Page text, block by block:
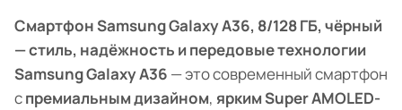
Смартфон Samsung Galaxy A36, 8/128 ГБ, чёрный
— стиль, надёжность и передовые технологии
Samsung Galaxy A36 — это современный смартфон
спремиальным дизайном, ярким Super AMOLED-